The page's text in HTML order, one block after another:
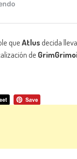
queAtlusdecida
de